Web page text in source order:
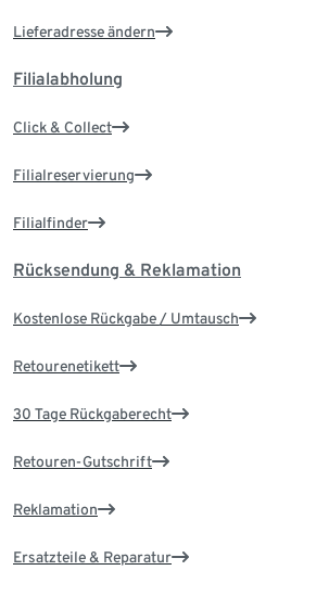
Lieferadresse ändern
Filialabholung
Click & Collect
Filialreservierung
Filialfinder
Rücksendung & Reklamation
Kostenlose Rückgabe / Umtausch
Retourenetikett
30 Tage Rückgaberecht
Retouren-Gutschrift
Reklamation
Ersatzteile & Reparatur